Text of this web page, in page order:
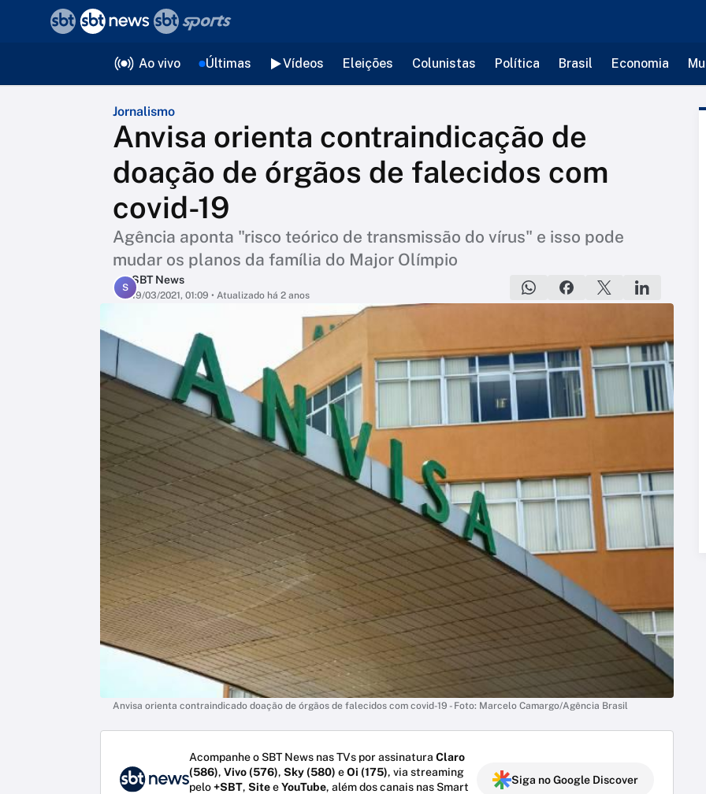
Ao vivo Últimas Vídeos Eleições Colunistas Política Brasil Economia
Jornalismo
Anvisa orienta contraindicação de
doação de órgãos de falecidos com
covid-19
Agência aponta "risco teórico de transmissão do vírus" e isso pode
mudar os planos da família do Major Olímpio
S
SBT News
19/03/2021, 01:09 • Atualizado há 2 anos
Anvisa orienta contraindicado doação de órgãos de falecidos com covid-19 - Foto: Marcelo Camargo/Agência Brasil
Acompanhe o SBT News nas TVs por assinatura Claro
(586), Vivo (576), Sky (580) eOi (175), via streaming
pelo+SBT, SiteeYouTube, além dos canais nas Smart
Siga no Google Discover
voltar
Editorias